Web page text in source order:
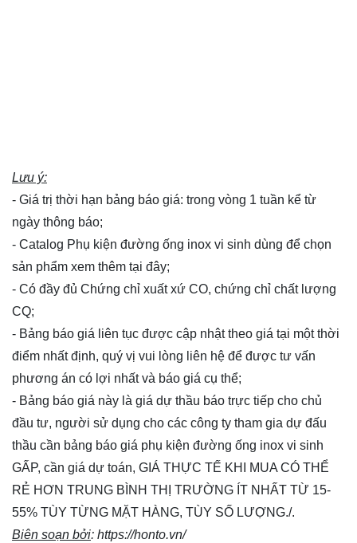
Lưu ý:
- Giá trị thời hạn bảng báo giá: trong vòng 1 tuần kể từ
ngày thông báo;
- Catalog Phụ kiện đường ống inox vi sinh dùng để chọn
sản phẩm xem thêm tại đây;
- Có đầy đủ Chứng chỉ xuất xứ CO, chứng chỉ chất lượng
CQ;
- Bảng báo giá liên tục được cập nhật theo giá tại một thời
điểm nhất định, quý vị vui lòng liên hệ để được tư vấn
phương án có lợi nhất và báo giá cụ thể;
- Bảng báo giá này là giá dự thầu báo trực tiếp cho chủ
đầu tư, người sử dụng cho các công ty tham gia dự đấu
thầu cần bảng báo giá phụ kiện đường ống inox vi sinh
GẤP, cần giá dự toán, GIÁ THỰC TẾ KHI MUA CÓ THỂ
RẺ HƠN TRUNG BÌNH THỊ TRƯỜNG ÍT NHẤT TỪ 15-
55% TÙY TỪNG MẶT HÀNG, TÙY SỐ LƯỢNG./.
Biên soạn bởi: https://honto.vn/